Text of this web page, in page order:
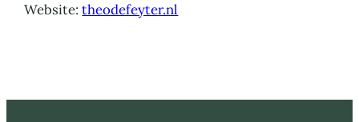
Website:theodefeyter.nl